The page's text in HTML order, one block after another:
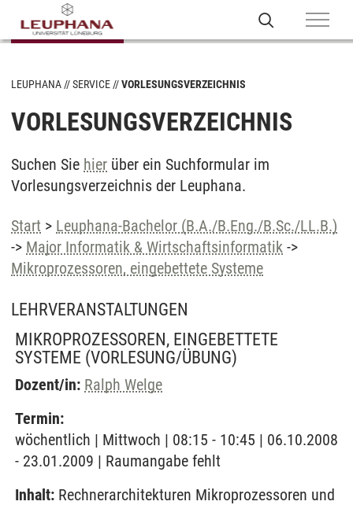
LEUPHANA SERVICE VORLESUNGSVERZEICHNIS
VORLESUNGSVERZEICHNIS
Suchen Sie hier über ein Suchformular im
Vorlesungsverzeichnis der Leuphana.
Start > Leuphana-Bachelor (B.A./B.Eng./B.Sc./LL.B.)
-> Major Informatik & Wirtschaftsinformatik ->
Mikroprozessoren, eingebettete Systeme
LEHRVERANSTALTUNGEN
MIKROPROZESSOREN, EINGEBETTETE
SYSTEME (VORLESUNG/ÜBUNG)
Dozent/in: Ralph Welge
Termin:
wöchentlich | Mittwoch | 08:15 - 10:45 | 06.10.2008
- 23.01.2009 | Raumangabe fehlt
Inhalt: Rechnerarchitekturen Mikroprozessoren und